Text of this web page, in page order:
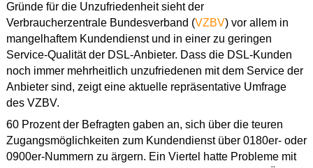
Gründe für die Unzufriedenheit sieht der
Verbraucherzentrale Bundesverband (VZBV) vor allem in
mangelhaftem Kundendienst und in einer zu geringen
Service-Qualität der DSL-Anbieter. Dass die DSL-Kunden
noch immer mehrheitlich unzufriedenen mit dem Service der
Anbieter sind, zeigt eine aktuelle repräsentative Umfrage
des VZBV.
60 Prozent der Befragten gaben an, sich über die teuren
Zugangsmöglichkeiten zum Kundendienst über 0180er- oder
0900er-Nummern zu ärgern. Ein Viertel hatte Probleme mit